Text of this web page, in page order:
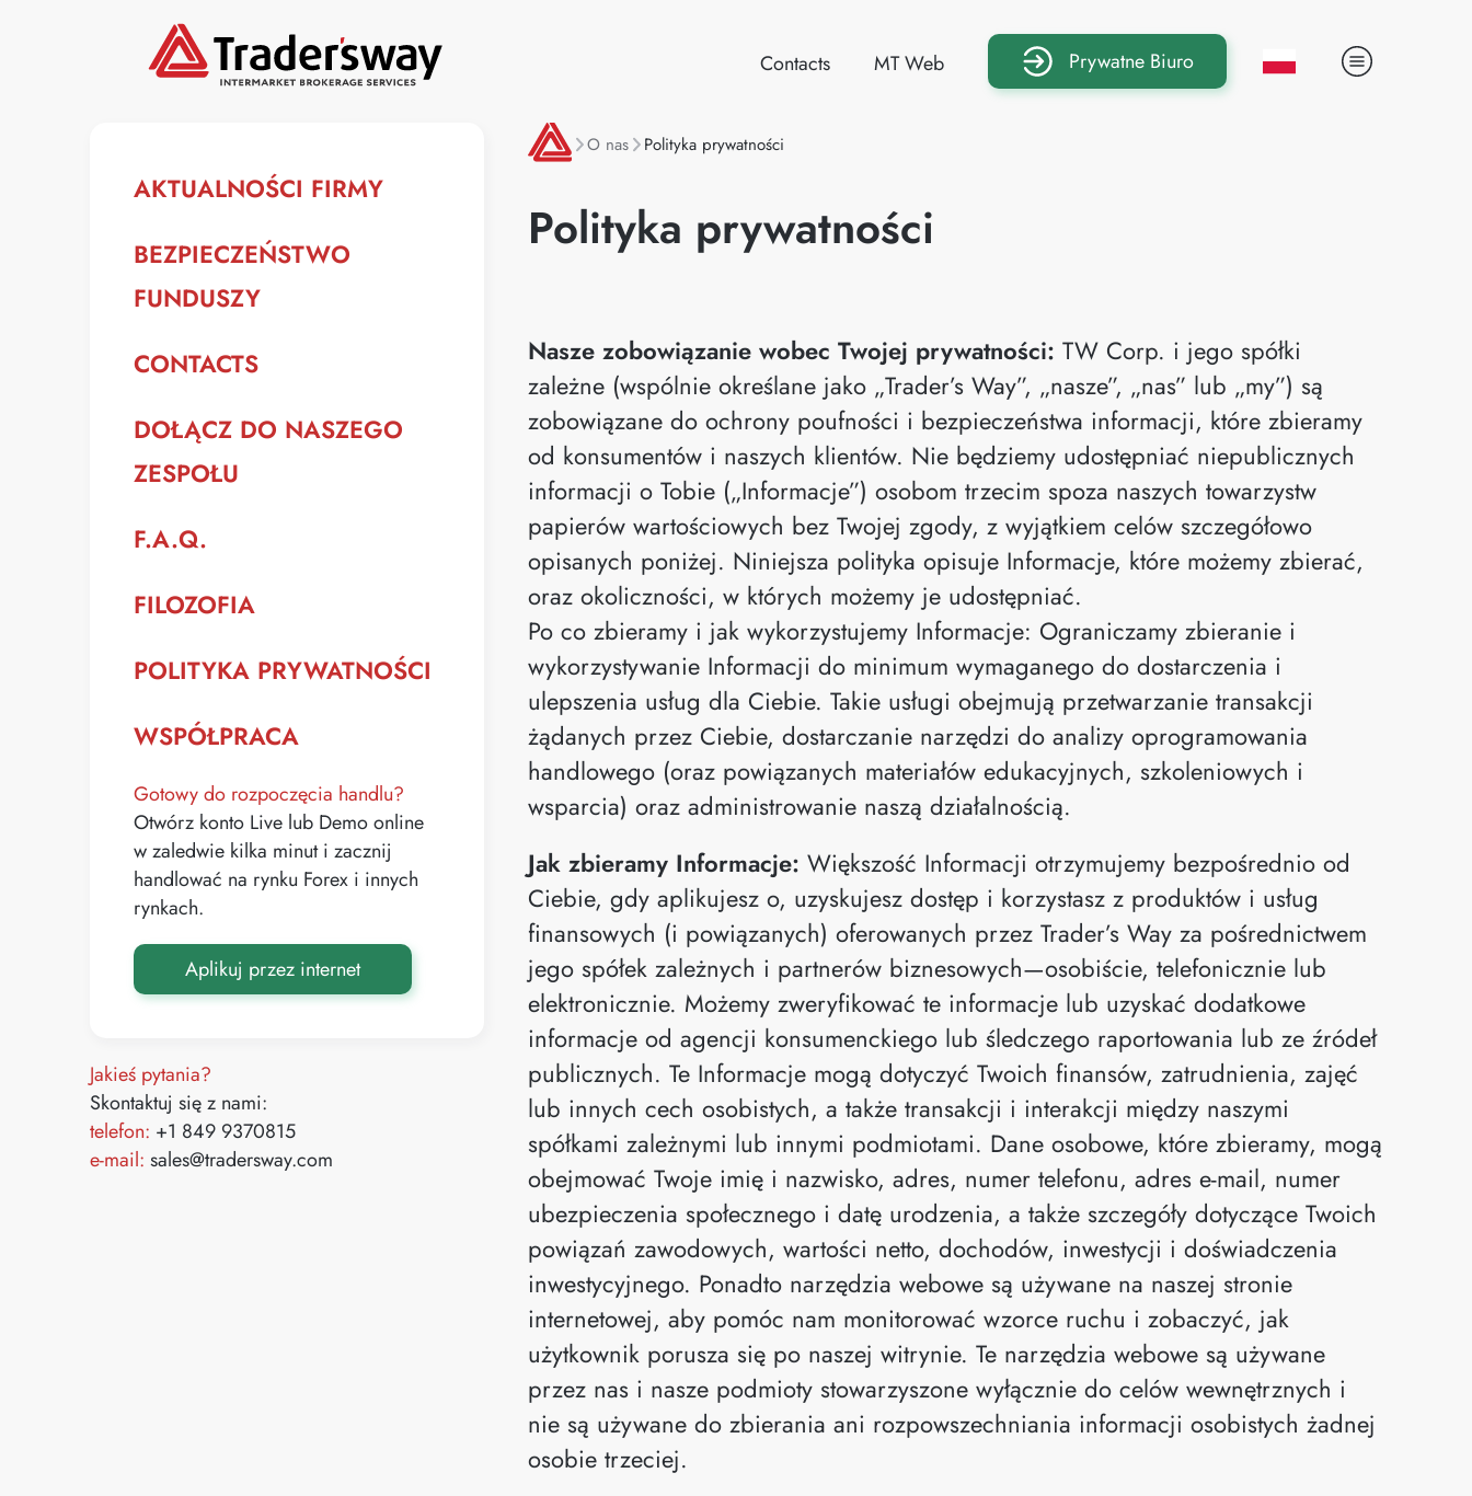
Contacts MT Web Prywatne Biuro
AKTUALNOŚCI FIRMY
BEZPIECZEŃSTWO
FUNDUSZY
CONTACTS
DOŁĄCZ DO NASZEGO
ZESPOŁU
F.A.Q.
FILOZOFIA
POLITYKA PRYWATNOŚCI
WSPÓŁPRACA
Gotowy do rozpoczęcia handlu?
Otwórz konto Live lub Demo online
w zaledwie kilka minut i zacznij
handlować na rynku Forex i innych
rynkach.
Aplikuj przez internet
Jakieś pytania?
Skontaktuj się z nami:
telefon: +1 849 9370815
e-mail: sales@tradersway.com
O nas Polityka prywatności
Polityka prywatności
Nasze zobowiązanie wobec Twojej prywatności: TW Corp. i jego spółki
zależne (wspólnie określane jako „Trader’s Way”, „nasze”, „nas” lub „my”) są
zobowiązane do ochrony poufności i bezpieczeństwa informacji, które zbieramy
od konsumentów i naszych klientów. Nie będziemy udostępniać niepublicznych
informacji o Tobie („Informacje”) osobom trzecim spoza naszych towarzystw
papierów wartościowych bez Twojej zgody, z wyjątkiem celów szczegółowo
opisanych poniżej. Niniejsza polityka opisuje Informacje, które możemy zbierać,
oraz okoliczności, w których możemy je udostępniać.
Po co zbieramy i jak wykorzystujemy Informacje: Ograniczamy zbieranie i
wykorzystywanie Informacji do minimum wymaganego do dostarczenia i
ulepszenia usług dla Ciebie. Takie usługi obejmują przetwarzanie transakcji
żądanych przez Ciebie, dostarczanie narzędzi do analizy oprogramowania
handlowego (oraz powiązanych materiałów edukacyjnych, szkoleniowych i
wsparcia) oraz administrowanie naszą działalnością.
Jak zbieramy Informacje: Większość Informacji otrzymujemy bezpośrednio od
Ciebie, gdy aplikujesz o, uzyskujesz dostęp i korzystasz z produktów i usług
finansowych (i powiązanych) oferowanych przez Trader’s Way za pośrednictwem
jego spółek zależnych i partnerów biznesowych—osobiście, telefonicznie lub
elektronicznie. Możemy zweryfikować te informacje lub uzyskać dodatkowe
informacje od agencji konsumenckiego lub śledczego raportowania lub ze źródeł
publicznych. Te Informacje mogą dotyczyć Twoich finansów, zatrudnienia, zajęć
lub innych cech osobistych, a także transakcji i interakcji między naszymi
spółkami zależnymi lub innymi podmiotami. Dane osobowe, które zbieramy, mogą
obejmować Twoje imię i nazwisko, adres, numer telefonu, adres e-mail, numer
ubezpieczenia społecznego i datę urodzenia, a także szczegóły dotyczące Twoich
powiązań zawodowych, wartości netto, dochodów, inwestycji i doświadczenia
inwestycyjnego. Ponadto narzędzia webowe są używane na naszej stronie
internetowej, aby pomóc nam monitorować wzorce ruchu i zobaczyć, jak
użytkownik porusza się po naszej witrynie. Te narzędzia webowe są używane
przez nas i nasze podmioty stowarzyszone wyłącznie do celów wewnętrznych i
nie są używane do zbierania ani rozpowszechniania informacji osobistych żadnej
osobie trzeciej.